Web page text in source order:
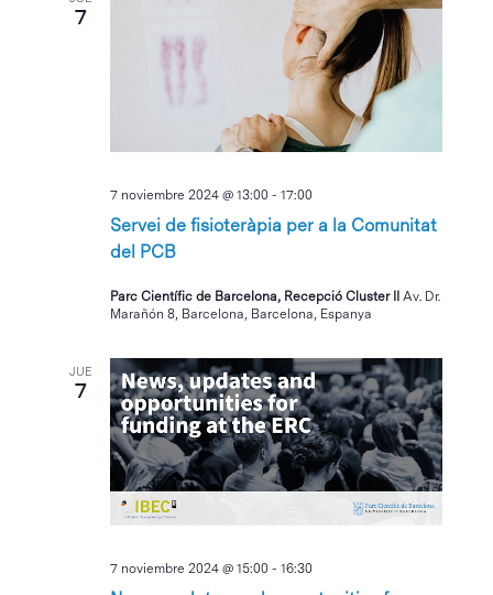
7
Servei de fisioteràpia per a la Comunitat
del PCB
7 noviembre 2024 @ 13:00 -17:00
Parc Científic de Barcelona, Recepció Cluster IIAv. Dr.
Marañón 8, Barcelona, Barcelona, Espanya
JUE
7
7 noviembre 2024 @ 15:00 -16:30